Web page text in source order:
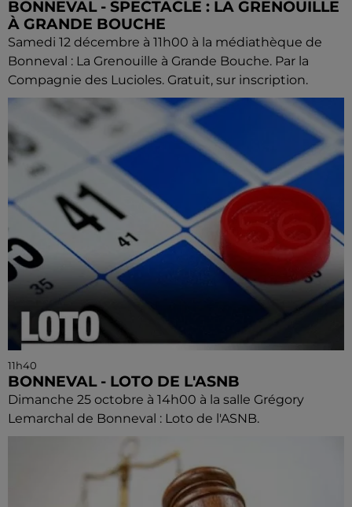
BONNEVAL - SPECTACLE : LA GRENOUILLE
À GRANDE BOUCHE
Samedi 12 décembre à 11h00 à la médiathèque de
Bonneval : La Grenouille à Grande Bouche. Par la
Compagnie des Lucioles. Gratuit, sur inscription.
11h40
BONNEVAL - LOTO DE L'ASNB
Dimanche 25 octobre à 14h00 à la salle Grégory
Lemarchal de Bonneval : Loto de l'ASNB.